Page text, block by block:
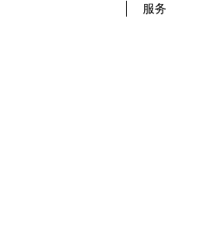
服务